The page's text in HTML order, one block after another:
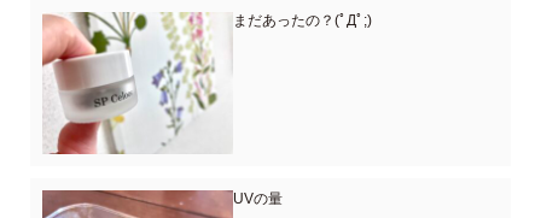
まだあったの？(ﾟДﾟ;)
UVの量